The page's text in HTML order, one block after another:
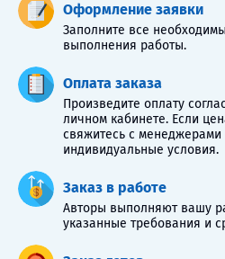
Оформление заявки
Заполните все
выполнения работы.
Оплата заказа
Произведите оплату
личном кабинете. Если
свяжитесь с
индивидуальные условия.
Заказ в работе
Авторы выполняют вашу
указанные требования и